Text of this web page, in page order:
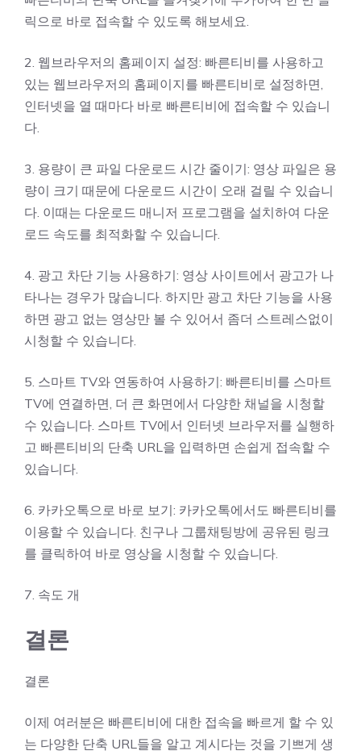
릭으로 바로 접속할 수 있도록 해보세요.
2. 웹브라우저의 홈페이지 설정: 빠른티비를 사용하고
있는 웹브라우저의 홈페이지를 빠른티비로 설정하면,
인터넷을 열 때마다 바로 빠른티비에 접속할 수 있습니
다.
3. 용량이 큰 파일 다운로드 시간 줄이기: 영상 파일은 용
량이 크기 때문에 다운로드 시간이 오래 걸릴 수 있습니
다. 이때는 다운로드 매니저 프로그램을 설치하여 다운
로드 속도를 최적화할 수 있습니다.
4. 광고 차단 기능 사용하기: 영상 사이트에서 광고가 나
타나는 경우가 많습니다. 하지만 광고 차단 기능을 사용
하면 광고 없는 영상만 볼 수 있어서 좀더 스트레스없이
시청할 수 있습니다.
5. 스마트 TV와 연동하여 사용하기: 빠른티비를 스마트
TV에 연결하면, 더 큰 화면에서 다양한 채널을 시청할
수 있습니다. 스마트 TV에서 인터넷 브라우저를 실행하
고 빠른티비의 단축 URL을 입력하면 손쉽게 접속할 수
있습니다.
6. 카카오톡으로 바로 보기: 카카오톡에서도 빠른티비를
이용할 수 있습니다. 친구나 그룹채팅방에 공유된 링크
를 클릭하여 바로 영상을 시청할 수 있습니다.
7. 속도 개
결론
결론
이제 여러분은 빠른티비에 대한 접속을 빠르게 할 수 있
는 다양한 단축 URL들을 알고 계시다는 것을 기쁘게 생